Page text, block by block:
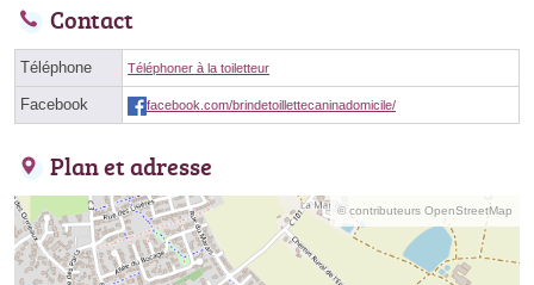
Contact
Téléphone Téléphoner à la toiletteur
Facebook facebook.com/brindetoillettecaninadomicile/
Plan et adresse
© contributeurs OpenStreetMap